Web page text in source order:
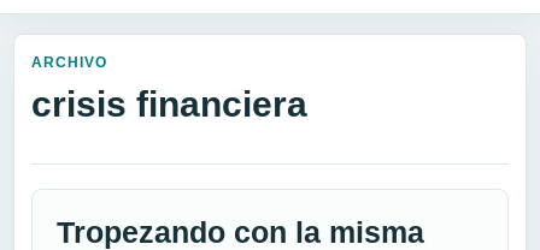
ARCHIVO
crisis financiera
Tropezando con la misma